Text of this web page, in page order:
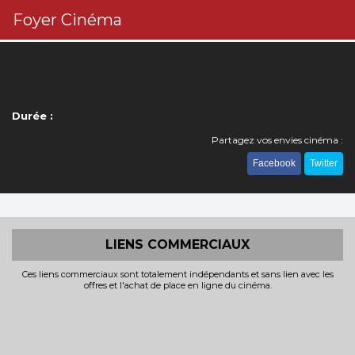
Foyer Cinéma
Durée :
Partagez vos envies cinéma :
Facebook Twitter
LIENS COMMERCIAUX
Ces liens commerciaux sont totalement indépendants et sans lien avec les
offres et l'achat de place en ligne du cinéma.